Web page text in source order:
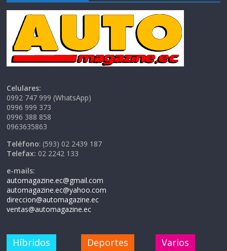
Celulares:
0992 747 999 (WhatsApp)
0996 999 373
0996 388 858
0963635863
Teléfono: (593) 02 2439 187
Telefax: 02 2242 133
e-mails:
automagazine.ec@gmail.com
automagazine.ec@yahoo.com
direccion@automagazine.ec
ventas@automagazine.ec
Híbridos Deportes Varios